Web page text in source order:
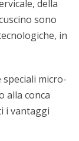
della
sono
in
micro-
alla conca
i vantaggi